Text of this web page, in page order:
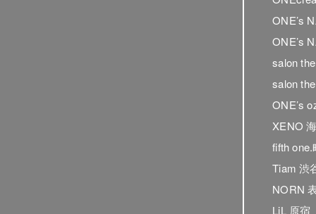
ONE’s
ONE’s
salon
salon
ONE’s
XENO
fifth one.
Tiam 渋
NORN
LiL 原宿